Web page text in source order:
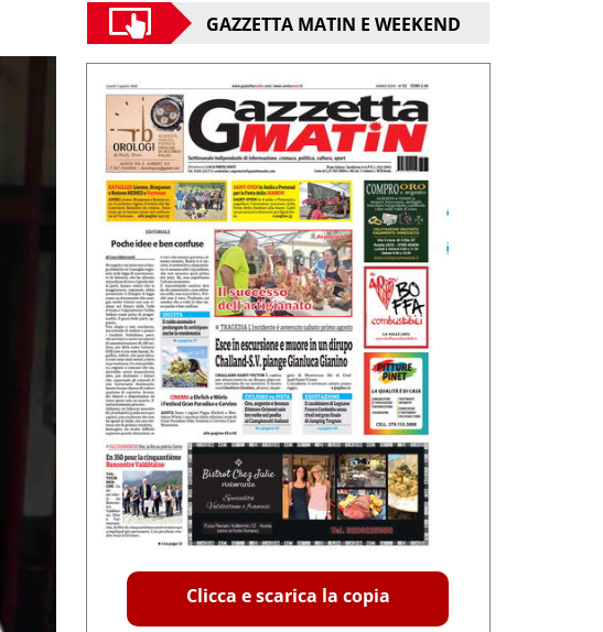
GAZZETTA MATIN E WEEKEND
Clicca e scarica la copia